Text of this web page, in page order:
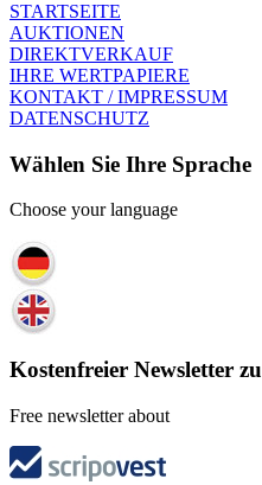
STARTSEITE
AUKTIONEN
DIREKTVERKAUF
IHRE WERTPAPIERE
KONTAKT / IMPRESSUM
DATENSCHUTZ
Wählen Sie Ihre Sprache
Choose your language
Kostenfreier Newsletter zu
Free newsletter about